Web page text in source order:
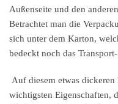
Außenseite und den
Betrachtet man die
sich unter dem Karton,
bedeckt noch das
Auf diesem etwas
wichtigsten Eigenschaften,